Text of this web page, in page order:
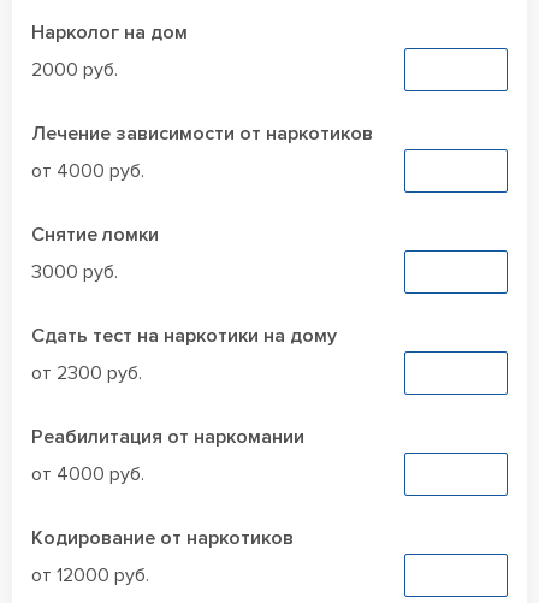
Нарколог на дом
2000 руб.
Лечение зависимости от наркотиков
от 4000 руб.
Снятие ломки
3000 руб.
Сдать тест на наркотики на дому
от 2300 руб.
Реабилитация от наркомании
от 4000 руб.
Кодирование от наркотиков
от 12000 руб.